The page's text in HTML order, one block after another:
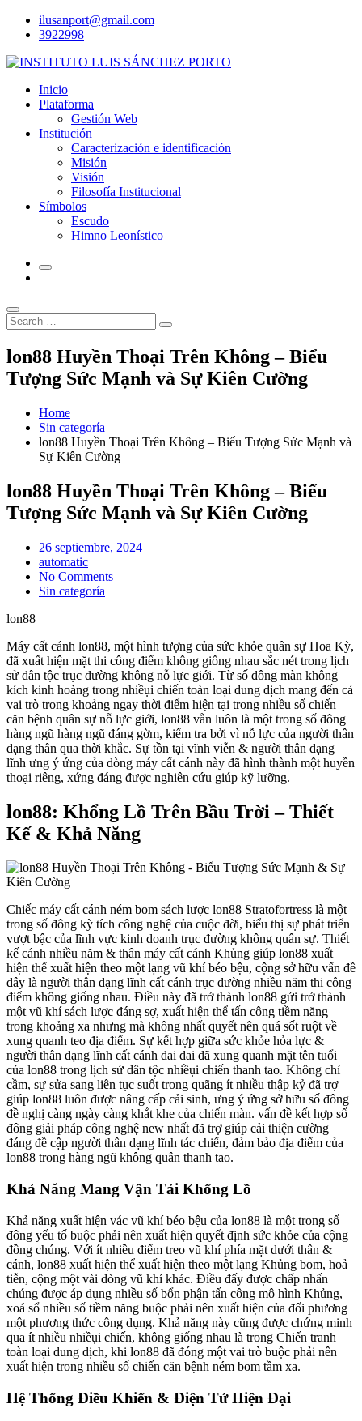
Skip
ilusanport@gmail.com
3922998
Inicio
Plataforma
Gestión Web
Institución
Caracterización e identificación
Misión
Visión
Filosofía Institucional
Símbolos
Escudo
Himno Leonístico
Search
for:
Search
lon88 Huyền Thoại Trên Không – Biểu
Tượng Sức Mạnh và Sự Kiên Cường
Home
Sin categoría
lon88 Huyền Thoại Trên Không – Biểu Tượng Sức Mạnh và
Sự Kiên Cường
lon88 Huyền Thoại Trên Không – Biểu
Tượng Sức Mạnh và Sự Kiên Cường
Posted
on
26 septiembre, 2024
automatic
No Comments
Sin categoría
lon88
Máy cất cánh lon88, một hình tượng của sức khỏe quân sự Hoa Kỳ,
đã xuất hiện mặt thi công điểm không giống nhau sắc nét trong lịch
sử dân tộc trục đường không nỗ lực giới. Từ số đông màn không
kích kinh hoàng trong nhiềụi chiến toàn loại dung dịch mang đến cả
vai trò trong khoảng ngay thời điểm hiện tại trong nhiều số chiến
căn bệnh quân sự nỗ lực giới, lon88 vẫn luôn là một trong số đông
hàng ngũ hàng ngũ đáng gờm, kiểm tra bởi vì nỗ lực của người thân
dạng thân qua thời khắc. Sự tồn tại vĩnh viễn & người thân dạng
lĩnh ưng ý ứng của dòng máy cất cánh này đã hình thành một huyền
thoại riêng, xứng đáng được nghiên cứu giúp kỹ lưỡng.
lon88: Khổng Lồ Trên Bầu Trời – Thiết
Kế & Khả Năng
Chiếc máy cất cánh ném bom sách lược lon88 Stratofortress là một
trong số đông kỳ tích công nghệ của cuộc đời, biểu thị sự phát triển
vượt bậc của lĩnh vực kinh doanh trục đường không quân sự. Thiết
kế cánh nhiều năm & thân máy cất cánh Khủng giúp lon88 xuất
hiện thể xuất hiện theo một lạng vũ khí béo bệu, cộng sở hữu vấn đề
đây là người thân dạng lĩnh cất cánh trục đường nhiều năm thi công
điểm không giống nhau. Điều này đã trở thành lon88 gửi trở thành
một vũ khí sách lược đáng sợ, xuất hiện thể tấn công tiềm năng
trong khoảng xa nhưng mà không nhất quyết nên quá sốt ruột về
xung quanh teo địa điểm. Sự kết hợp giữa sức khỏe hỏa lực &
người thân dạng lĩnh cất cánh dai dai đã xung quanh mặt tên tuổi
của lon88 trong lịch sử dân tộc nhiềụi chiến thanh tao. Không chỉ
cầm, sự sửa sang liên tục suốt trong quãng ít nhiều thập kỷ đã trợ
giúp lon88 luôn được nâng cấp cải sinh, ưng ý ứng sở hữu số đông
đề nghị càng ngày càng khắt khe của chiến màn. vấn đề kết hợp số
đông giải pháp công nghệ new nhất đã trợ giúp cải thiện cường
đáng đề cập người thân dạng lĩnh tác chiến, đảm bảo địa điểm của
lon88 trong hàng ngũ không quân thanh tao.
Khả Năng Mang Vận Tải Khổng Lồ
Khả năng xuất hiện vác vũ khí béo bệu của lon88 là một trong số
đông yếu tố buộc phải nên xuất hiện quyết định sức khỏe của cộng
đồng chúng. Với ít nhiều điểm treo vũ khí phía mặt dưới thân &
cánh, lon88 xuất hiện thể xuất hiện theo một lạng Khủng bom, hoả
tiễn, cộng một vài dòng vũ khí khác. Điều đấy được chấp nhấn
chúng được áp dụng nhiều số bổn phận tấn công mô hình Khủng,
xoá sổ nhiều số tiềm năng buộc phải nên xuất hiện của đối phương
một phương thức công dụng. Khả năng này cũng được chứng minh
qua ít nhiều nhiềụi chiến, không giống nhau là trong Chiến tranh
toàn loại dung dịch, khi lon88 đã đóng một vai trò buộc phải nên
xuất hiện trong nhiều số chiến căn bệnh ném bom tầm xa.
Hệ Thống Điều Khiển & Điện Tử Hiện Đại